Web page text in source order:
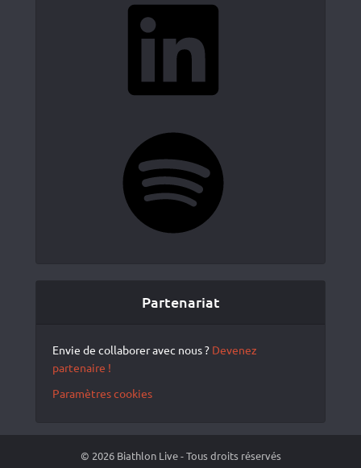
Partenariat
Envie de collaborer avec nous ? Devenez
partenaire !
Paramètres cookies
© 2026 Biathlon Live - Tous droits réservés